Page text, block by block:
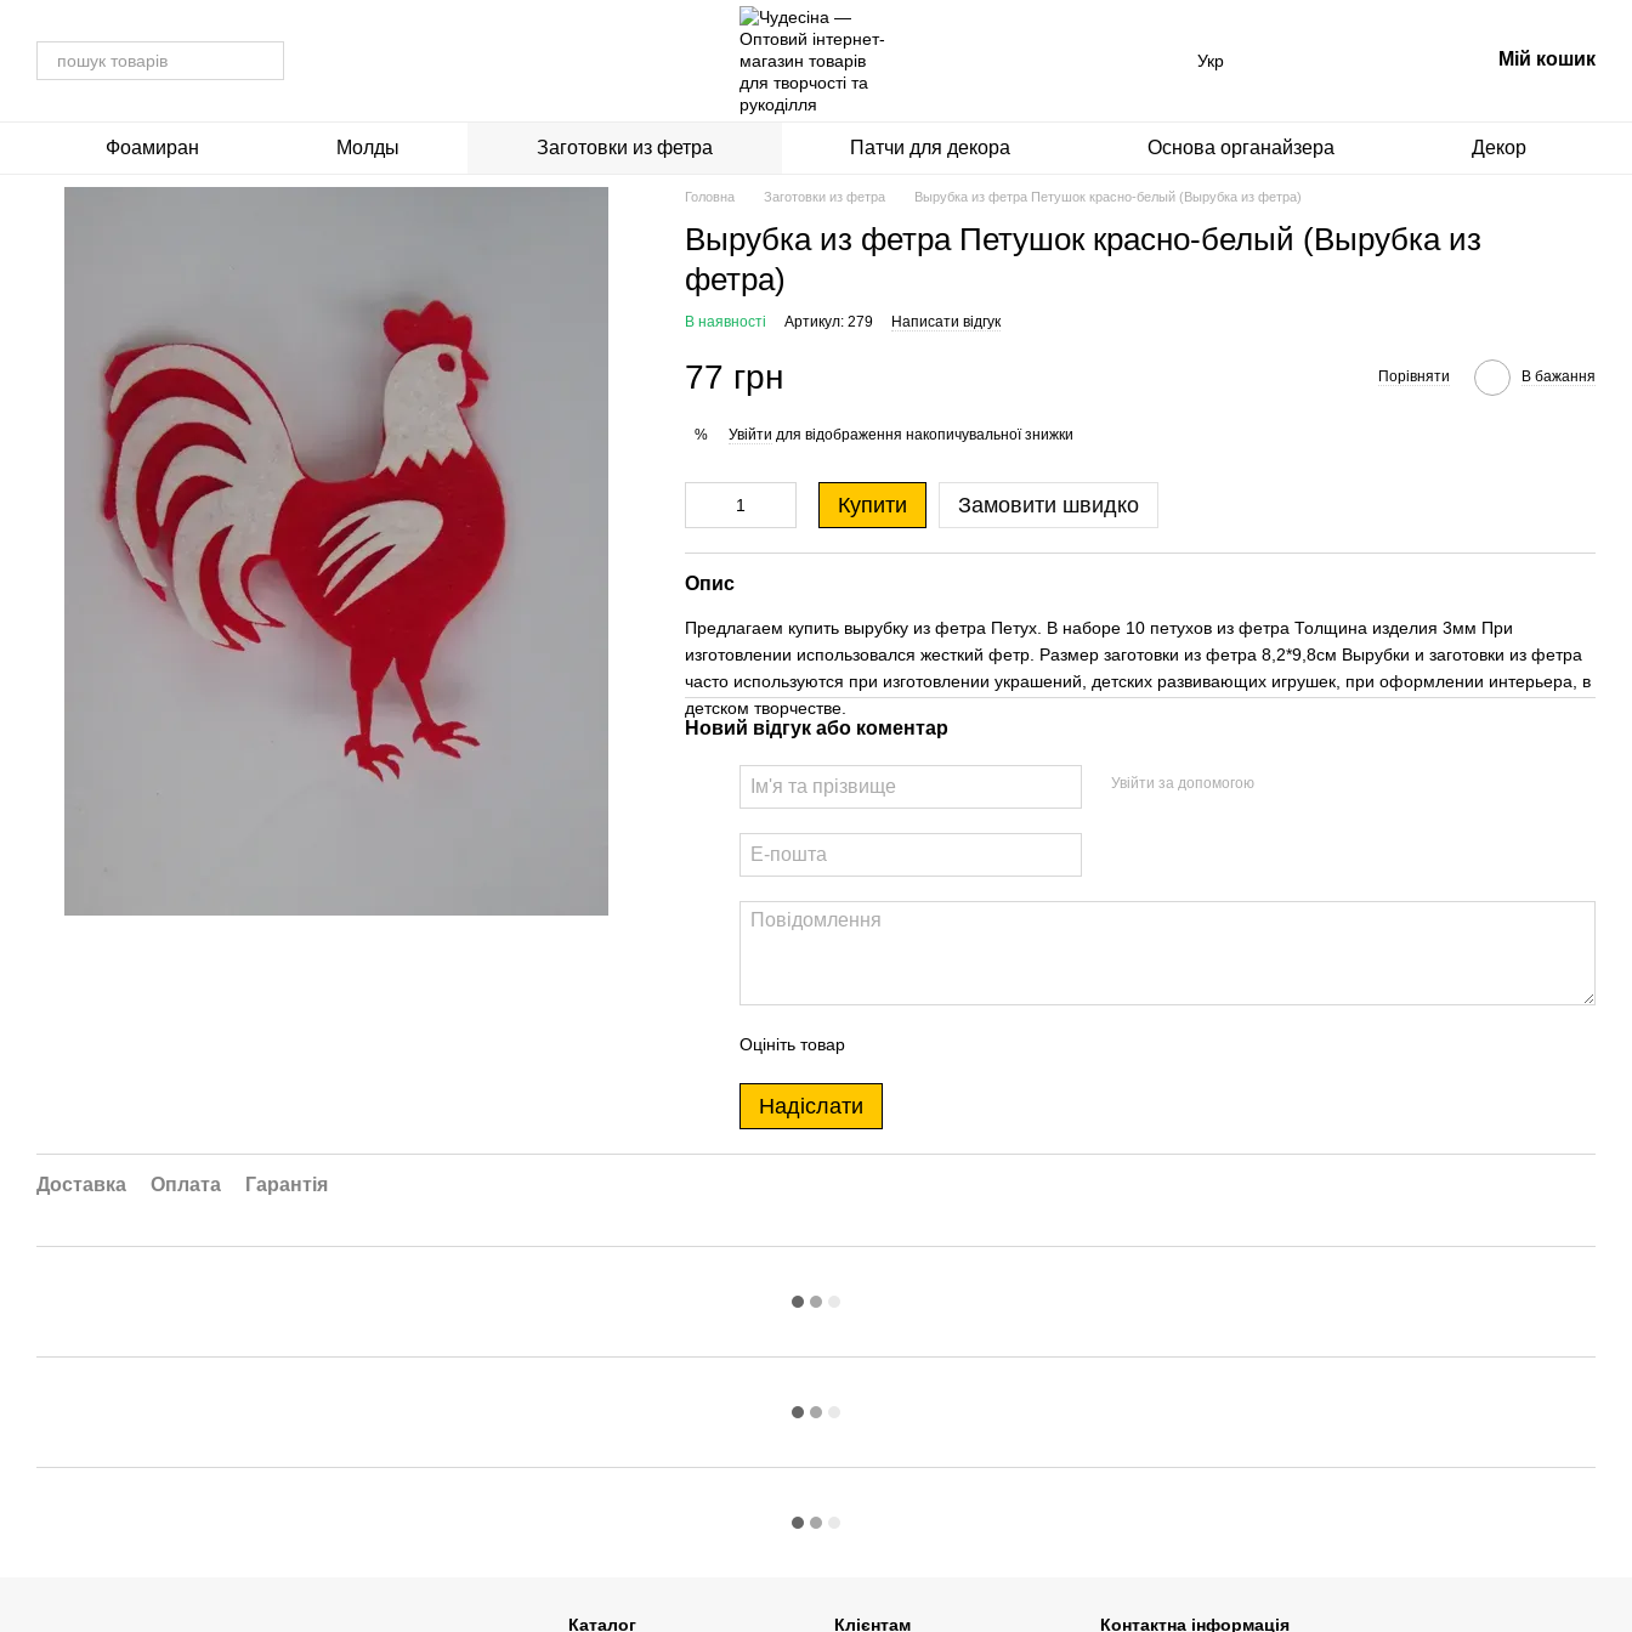
Укр Мій кошик
Фоамиран Молды Заготовки из фетра Патчи для декора Основа органайзера Декор
Головна Заготовки из фетра Вырубка из фетра Петушок красно-белый (Вырубка из фетра)
Вырубка из фетра Петушок красно-белый (Вырубка из
фетра)
В наявності Артикул: 279 Написати відгук
77 грн Порівняти В бажання
% Увійти для відображення накопичувальної знижки
Купити Замовити швидко
Опис
Предлагаем купить вырубку из фетра Петух. В наборе 10 петухов из фетра Толщина изделия 3мм При
изготовлении использовался жесткий фетр. Размер заготовки из фетра 8,2*9,8см Вырубки и заготовки из фетра
часто используются при изготовлении украшений, детских развивающих игрушек, при оформлении интерьера, в
детском творчестве.
Новий відгук або коментар
Увійти за допомогою
Оцініть товар
Надіслати
Доставка Оплата Гарантія
Каталог Клієнтам Контактна інформація